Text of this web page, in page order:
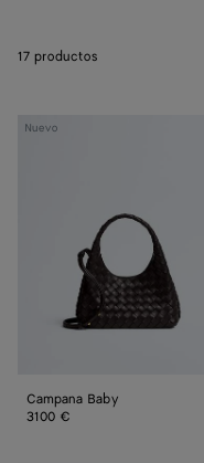
17 productos
Nuevo
Campana
Campana Baby
3100 €